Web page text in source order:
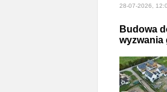
28-07-2026,
Budowa
wyzwania